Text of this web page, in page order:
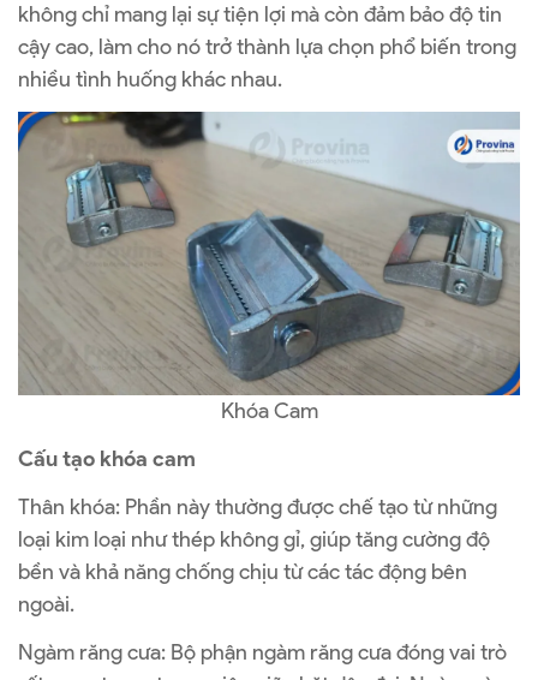
không chỉ mang lại sự tiện lợi mà còn đảm bảo độ tin
cậy cao, làm cho nó trở thành lựa chọn phổ biến trong
nhiều tình huống khác nhau.
Khóa Cam
Cấu tạo khóa cam
Thân khóa: Phần này thường được chế tạo từ những
loại kim loại như thép không gỉ, giúp tăng cường độ
bền và khả năng chống chịu từ các tác động bên
ngoài.
Ngàm răng cưa: Bộ phận ngàm răng cưa đóng vai trò